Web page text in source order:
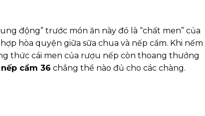
động” trước món ăn này đó là “chất men” của
hòa quyện giữa sữa chua và nếp cẩm. Khi nếm
thức cái men của rượu nếp còn thoang thưởng
cẩm 36 chẳng thể nào đủ cho các chàng.